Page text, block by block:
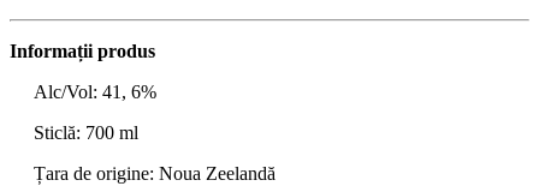
Informații produs
Alc/Vol: 41, 6%
Sticlă: 700 ml
Țara de origine: Noua Zeelandă